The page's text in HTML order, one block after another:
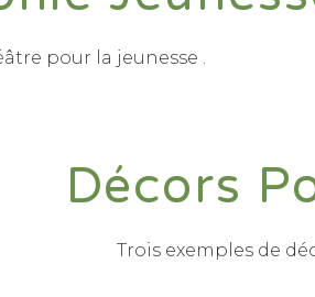
pour la jeunesse .
Décors
Trois exemples de